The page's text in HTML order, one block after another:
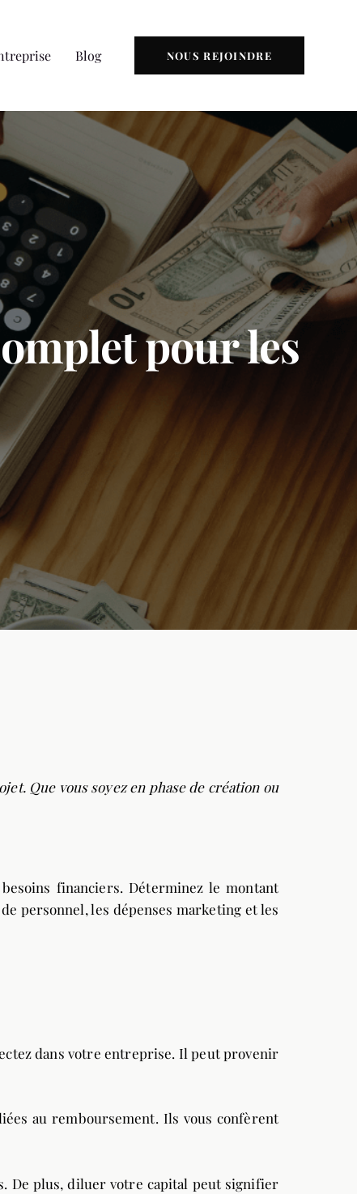
Blog NOUS REJOINDRE
pour les
Que vous soyez en phase de création ou
financiers. Déterminez le montant
personnel, les dépenses marketing et les
dans votre entreprise. Il peut provenir
au remboursement. Ils vous confèrent
De plus, diluer votre capital peut signifier